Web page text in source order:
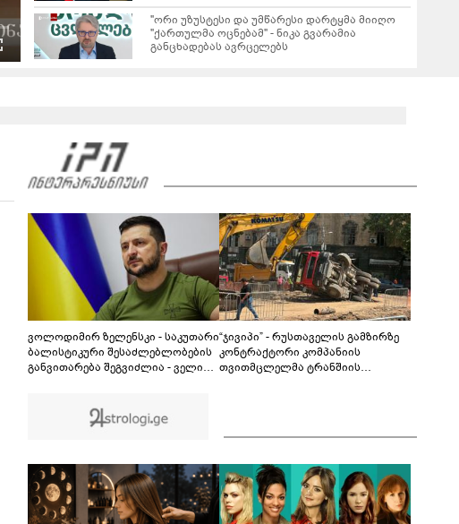
"ორი უზუსტესი და უმწარესი დარტყმა მიიღო
"ქართულმა ოცნებამ" - ნიკა გვარამია
განცხადებას ავრცელებს
01:39
რას ამბობს გიორგი ყიფშიძე თელავში,
ქორწილის მიმდინარეობისას მომხდარ
ინციდენტზე?
04:20
"თელავის ერთ-ერთ სასტუმროში მომხდარ
ინციდენტში მონაწილე ქალების მიმართ ამ
ეტაპზე ქვეყნიდან გაუსვლელობის
გადაწყვეტილება მიღებული არ არის" -
პროკურორი
ვოლოდიმირ ზელენსკი - საკუთარი
ბალისტიკური შესაძლებლობების
განვითარება შეგვიძლია - ველით,
“ჯივიპი” - რუსთაველის გამზირზე
კონტრაქტორი კომპანიის
თვითმცლელმა ტრანშიის